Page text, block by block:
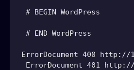
# BEGIN WordPress
# END WordPress
ErrorDocument 400
ErrorDocument 401